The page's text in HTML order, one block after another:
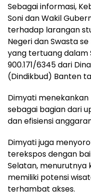
Sebagai informasi,
Soni dan Wakil
terhadap larangan
Negeri dan Swasta
yang tertuang dalam
900.171/6345 dari
(Dindikbud) Banten
Dimyati
sebagai bagian dari
dan efisiensi
Dimyati juga
terekspos dengan
Selatan, menurutnya
memiliki potensi
terhambat akses.